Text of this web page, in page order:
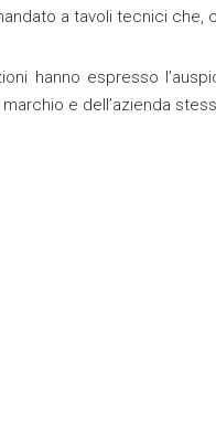
a tavoli tecnici che,
hanno espresso
e dell’azienda